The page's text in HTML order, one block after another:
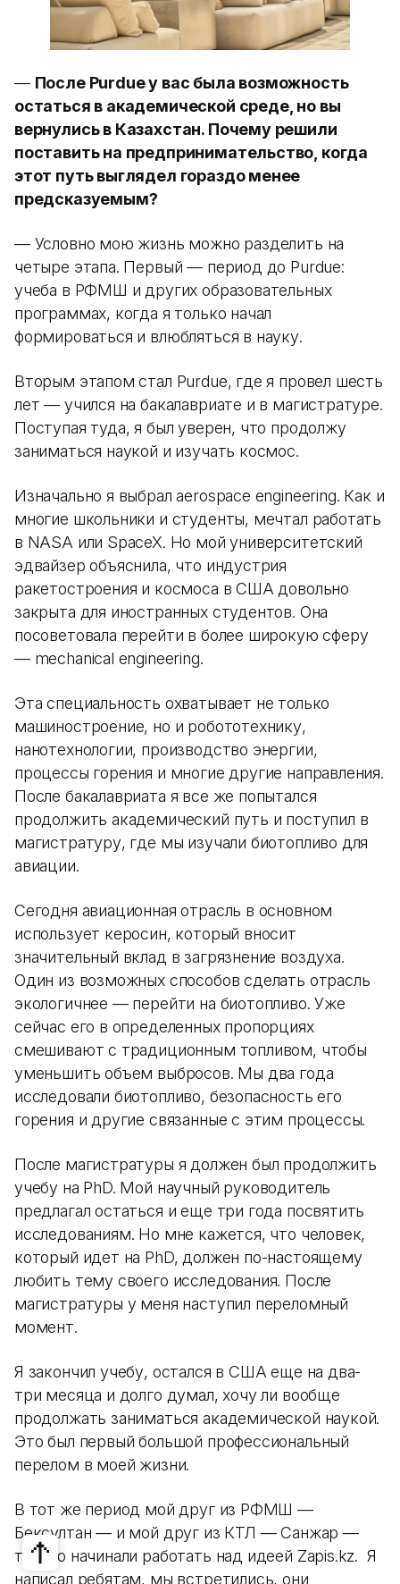
— После Purdue у вас была возможность
остаться в академической среде, но вы
вернулись в Казахстан. Почему решили
поставить на предпринимательство, когда
этот путь выглядел гораздо менее
предсказуемым?
— Условно мою жизнь можно разделить на
четыре этапа. Первый — период до Purdue:
учеба в РФМШ и других образовательных
программах, когда я только начал
формироваться и влюбляться в науку.
Вторым этапом стал Purdue, где я провел шесть
лет — учился на бакалавриате и в магистратуре.
Поступая туда, я был уверен, что продолжу
заниматься наукой и изучать космос.
Изначально я выбрал aerospace engineering. Как и
многие школьники и студенты, мечтал работать
в NASA или SpaceX. Но мой университетский
эдвайзер объяснила, что индустрия
ракетостроения и космоса в США довольно
закрыта для иностранных студентов. Она
посоветовала перейти в более широкую сферу
— mechanical engineering.
Эта специальность охватывает не только
машиностроение, но и робототехнику,
нанотехнологии, производство энергии,
процессы горения и многие другие направления.
После бакалавриата я все же попытался
продолжить академический путь и поступил в
магистратуру, где мы изучали биотопливо для
авиации.
Сегодня авиационная отрасль в основном
использует керосин, который вносит
значительный вклад в загрязнение воздуха.
Один из возможных способов сделать отрасль
экологичнее — перейти на биотопливо. Уже
сейчас его в определенных пропорциях
смешивают с традиционным топливом, чтобы
уменьшить объем выбросов. Мы два года
исследовали биотопливо, безопасность его
горения и другие связанные с этим процессы.
После магистратуры я должен был продолжить
учебу на PhD. Мой научный руководитель
предлагал остаться и еще три года посвятить
исследованиям. Но мне кажется, что человек,
который идет на PhD, должен по-настоящему
любить тему своего исследования. После
магистратуры у меня наступил переломный
момент.
Я закончил учебу, остался в США еще на два-
три месяца и долго думал, хочу ли вообще
продолжать заниматься академической наукой.
Это был первый большой профессиональный
перелом в моей жизни.
В тот же период мой друг из РФМШ —
Бексултан — и мой друг из КТЛ — Санжар —
только начинали работать над идеей Zapis.kz. Я
написал ребятам, мы встретились, они